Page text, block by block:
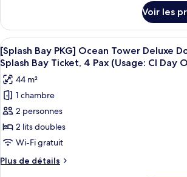
in
Day
Only)
Pax
Check-
in
Day
Only)
PKG]
Sun
Tower
Sun
Suite
King
+
Splash
Bay
Ticket,
4
le
type
de
chambre
[Splash
Bay
PKG]
Sun
Tower
Sun
King
+
Splash
Voir les
Afficher
toutes
les
photos
pour
ce
type
de
chambre :
[Splash
Couette en
6
[Splash Bay PKG] Ocean Tower Deluxe
Splash Bay Ticket, 4 Pax (Usage: CI Day
44 m²
1 chambre
2 personnes
2 lits doubles
Wi-Fi gratuit
Plus de détails
Plus